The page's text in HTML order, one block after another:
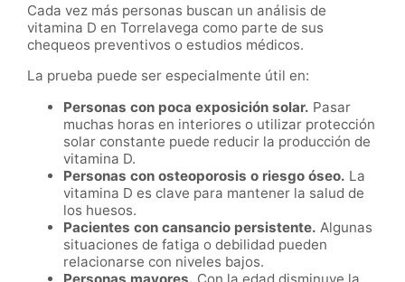
Cada vez más personas buscan un análisis de
vitamina D en Torrelavega como parte de sus
chequeos preventivos o estudios médicos.
La prueba puede ser especialmente útil en:
Personas con poca exposición solar. Pasar
muchas horas en interiores o utilizar protección
solar constante puede reducir la producción de
vitamina D.
Personas con osteoporosis o riesgo óseo. La
vitamina D es clave para mantener la salud de
los huesos.
Pacientes con cansancio persistente. Algunas
situaciones de fatiga o debilidad pueden
relacionarse con niveles bajos.